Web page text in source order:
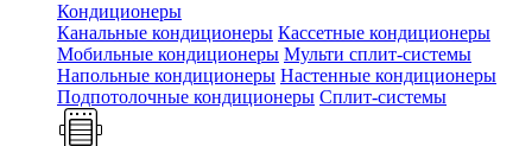
Кондиционеры
Канальные кондиционеры Кассетные кондиционеры
Мобильные кондиционеры Мульти сплит-системы
Напольные кондиционеры Настенные кондиционеры
Подпотолочные кондиционеры Сплит-системы